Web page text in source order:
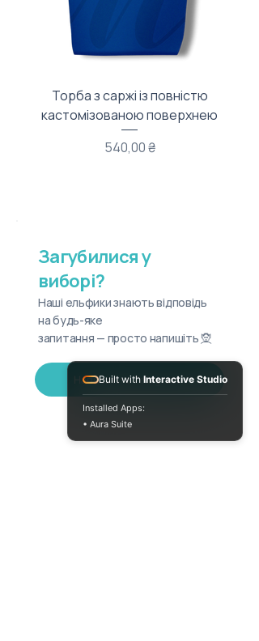
Торба з саржі із повністю
кастомізованою поверхнею
Ціна
540,00 ₴
Загубилися у
виборі?
Наші ельфики знають відповідь
на будь-яке
запитання — просто напишіть 🧝
Написати в Telegram
Built with Interactive Studio
Installed Apps:
• Aura Suite